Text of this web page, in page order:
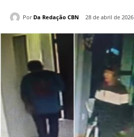
Por Da Redação CBN 28 de abril de 2026